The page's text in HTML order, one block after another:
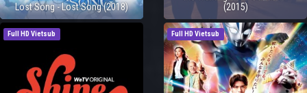
Lost Song - Lost Song (2018)
(2015)
Full HD Vietsub Full HD Vietsub